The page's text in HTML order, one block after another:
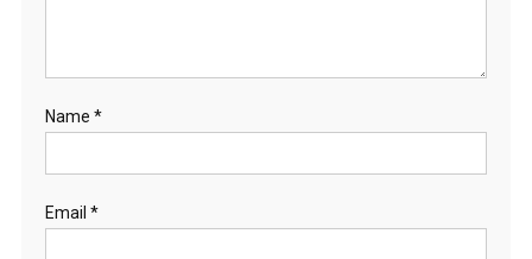
Name *
Email *